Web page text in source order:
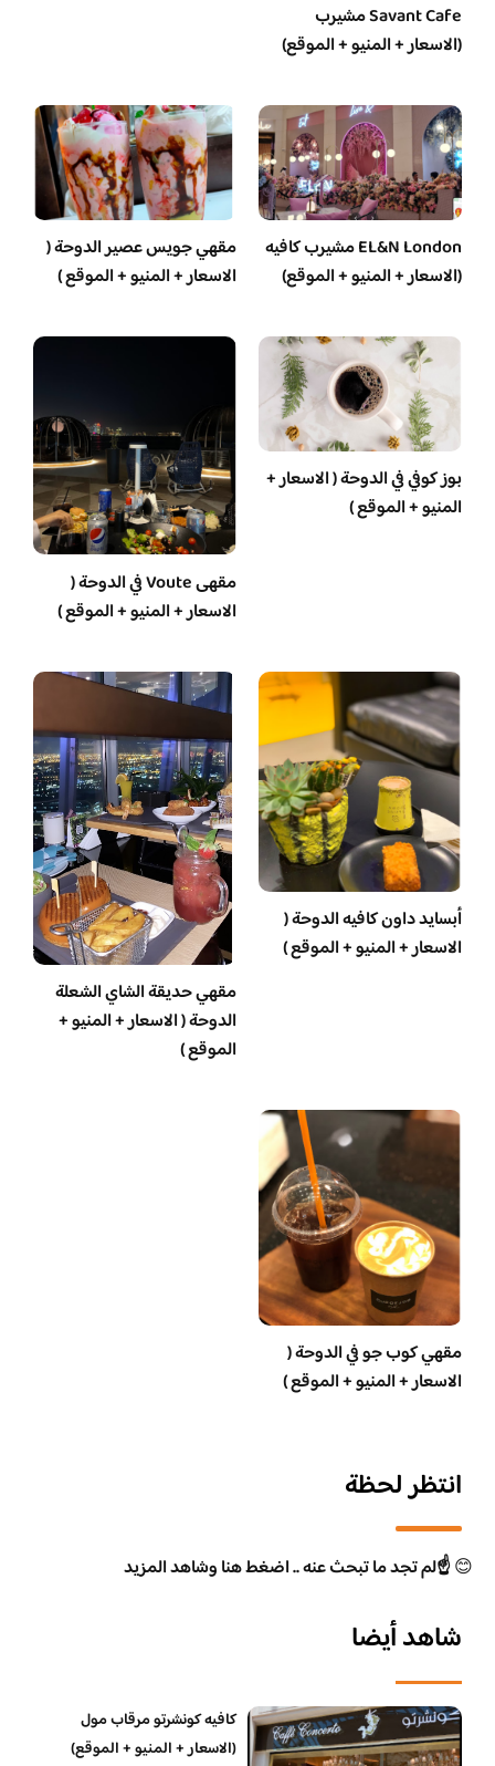
Savant Cafe مشيرب
(الاسعار + المنيو + الموقع)
EL&N London مشيرب كافيه
(الاسعار + المنيو + الموقع)
مقهي جويس عصير الدوحة (
الاسعار + المنيو + الموقع )
بوز كوفي في الدوحة ( الاسعار +
المنيو + الموقع )
مقهى Voute في الدوحة (
الاسعار + المنيو + الموقع )
أبسايد داون كافيه الدوحة (
الاسعار + المنيو + الموقع )
مقهي حديقة الشاي الشعلة
الدوحة ( الاسعار + المنيو +
الموقع )
مقهي كوب جو في الدوحة (
الاسعار + المنيو + الموقع )
انتظر لحظة
😊☝️لم تجد ما تبحث عنه .. اضغط هنا وشاهد المزيد
شاهد أيضا
كافيه كونشرتو مرقاب مول
(الاسعار + المنيو + الموقع)